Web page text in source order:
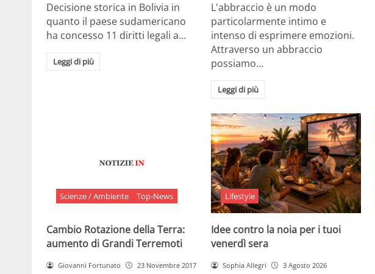
Decisione storica in Bolivia in
quanto il paese sudamericano
ha concesso 11 diritti legali a…
Leggi di più
L'abbraccio è un modo
particolarmente intimo e
intenso di esprimere emozioni.
Attraverso un abbraccio
possiamo…
Leggi di più
Scienze / Ambiente Top-News
Cambio Rotazione della Terra:
aumento di Grandi Terremoti
Giovanni Fortunato 23 Novembre 2017
Lifestyle
Idee contro la noia per i tuoi
venerdì sera
Sophia Allegri 3 Agosto 2026